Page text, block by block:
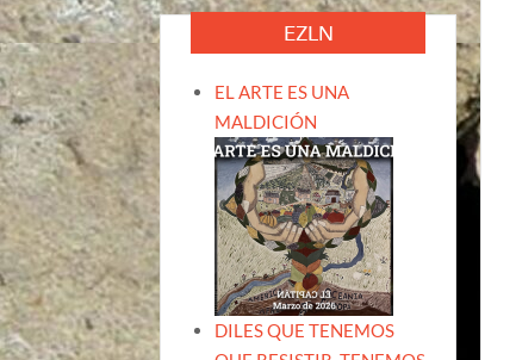
EZLN
EL ARTE ES UNA
MALDICIÓN
DILES QUE TENEMOS